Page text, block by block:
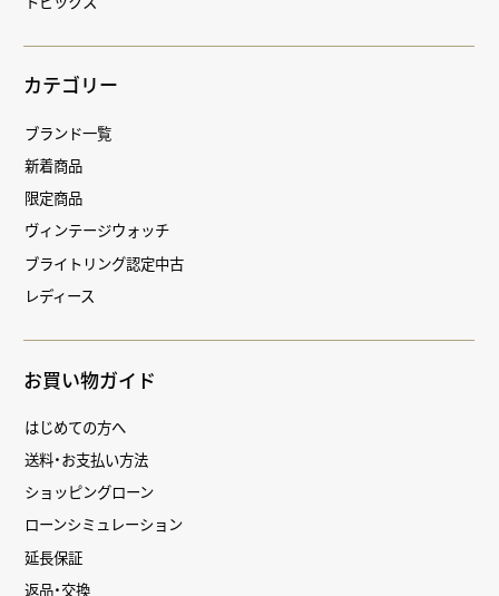
カテゴリー
ブランド一覧
新着商品
限定商品
ヴィンテージウォッチ
ブライトリング認定中古
レディース
お買い物ガイド
はじめての方へ
送料・お支払い方法
ショッピングローン
ローンシミュレーション
延長保証
返品・交換